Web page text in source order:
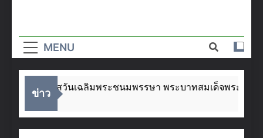
อาชีวศึกษา
นครสวรรค์
MENU
ข่าว
องในโอกาสวันเฉลิมพระชนมพรรษา พระบาทสมเด็จพระเจ้าอ